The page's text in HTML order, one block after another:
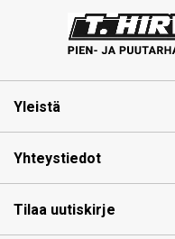
Yleistä
Yhteystiedot
Tilaa uutiskirje